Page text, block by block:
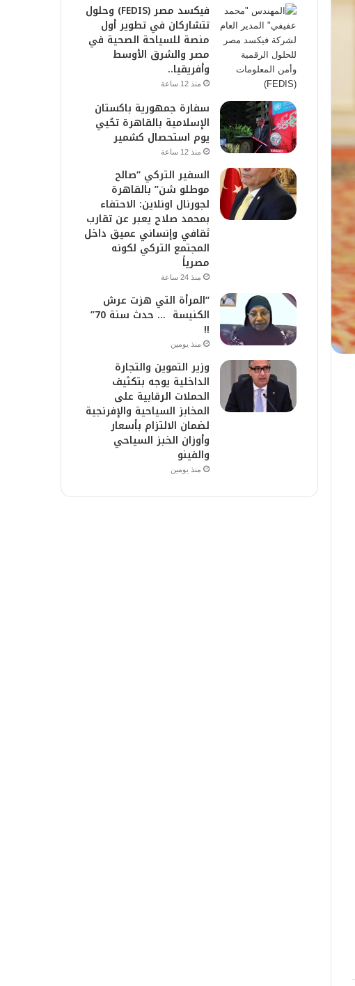
فيكسد مصر (FEDIS) وحلول
تتشاركان في تطوير أول
منصة للسياحة الصحية في
مصر والشرق الأوسط
وأفريقيا..
منذ 12 ساعة
سفارة جمهورية باكستان
الإسلامية بالقاهرة تحُيي
يوم استحصال كشمير
منذ 12 ساعة
السفير التركي “صالح
موطلو شن” بالقاهرة
لجورنال اونلاين: الاحتفاء
بمحمد صلاح يعبر عن تقارب
ثقافي وإنساني عميق داخل
المجتمع التركي لكونه
مصرياً
منذ 24 ساعة
“المرأة التي هزت عرش
الكنيسة … حدث سنة 70”
!!
منذ يومين
وزير التموين والتجارة
الداخلية يوجه بتكثيف
الحملات الرقابية على
المخابز السياحية والإفرنجية
لضمان الالتزام بأسعار
وأوزان الخبز السياحي
والفينو
منذ يومين